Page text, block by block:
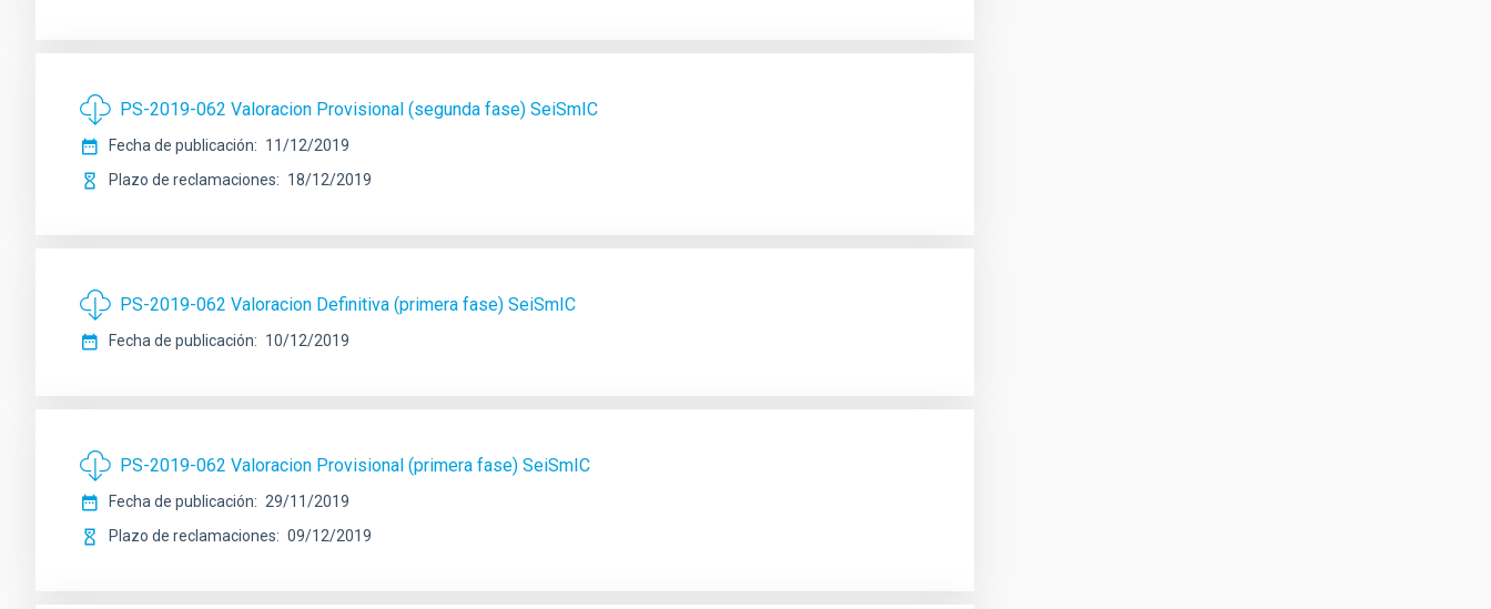
PS-2019-062 Valoracion Provisional (segunda fase) SeiSmIC
Fecha de publicación
11/12/2019
Plazo de reclamaciones
18/12/2019
PS-2019-062 Valoracion Definitiva (primera fase) SeiSmIC
Fecha de publicación 10/12/2019
PS-2019-062 Valoracion Provisional (primera fase) SeiSmIC
Fecha de publicación
29/11/2019
Plazo de reclamaciones
09/12/2019